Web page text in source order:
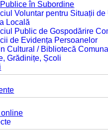
în Subordine
Voluntar pentru Situații de
Locală
Public de Gospodărire
de Evidența Persoanelor
Cultural / Bibliotecă
Grădinițe, Școli